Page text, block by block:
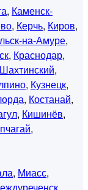
, Каменск-
, Керчь, Киров,
на-Амуре,
, Краснодар,
,
, Кузнецк,
, Костанай,
, Кишинёв,
,
, Миасс,